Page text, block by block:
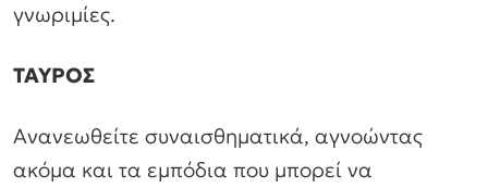
γνωριμίες.
ΤΑΥΡΟΣ
Ανανεωθείτε συναισθηματικά, αγνοώντας
ακόμα και τα εμπόδια που μπορεί να